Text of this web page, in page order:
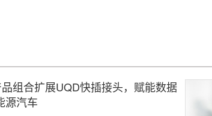
组合扩展UQD快插接头，赋能数据
源汽车